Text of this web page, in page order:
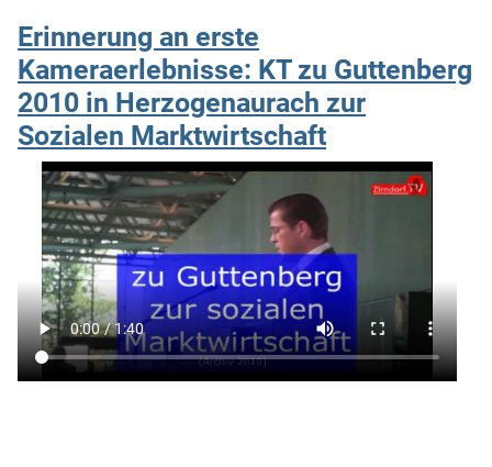
Erinnerung an erste
Kameraerlebnisse: KT zu Guttenberg
2010 in Herzogenaurach zur
Sozialen Marktwirtschaft